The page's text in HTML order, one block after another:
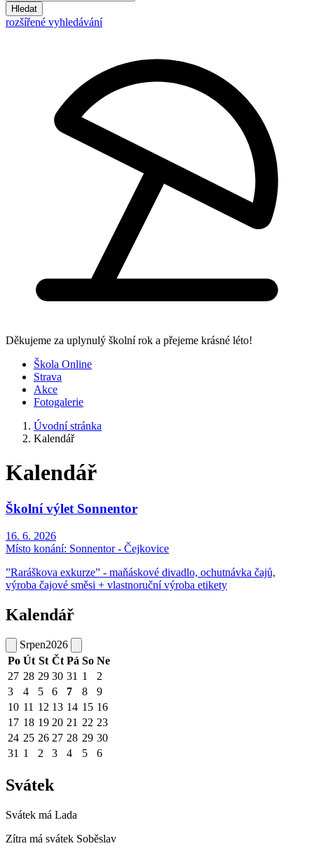
Hledat
rozšířené vyhledávání
Děkujeme za uplynulý školní rok a přejeme krásné léto!
Škola Online
Strava
Akce
Fotogalerie
Úvodní stránka
Kalendář
Kalendář
Školní výlet Sonnentor
16. 6. 2026
Místo konání: Sonnentor - Čejkovice
”Raráškova exkurze” - maňáskové divadlo, ochutnávka čajů,
výroba čajové směsi + vlastnoruční výroba etikety
Kalendář
Srpen2026
Po Út St Čt Pá So Ne
27 28 29 30 31 1
2
3
4 5 6 7 8
9
10 11 12 13 14 15 16
17 18 19 20 21 22 23
24 25 26 27 28 29 30
31 1 2 3 4 5 6
Svátek
Svátek má Lada
Zítra má svátek Soběslav